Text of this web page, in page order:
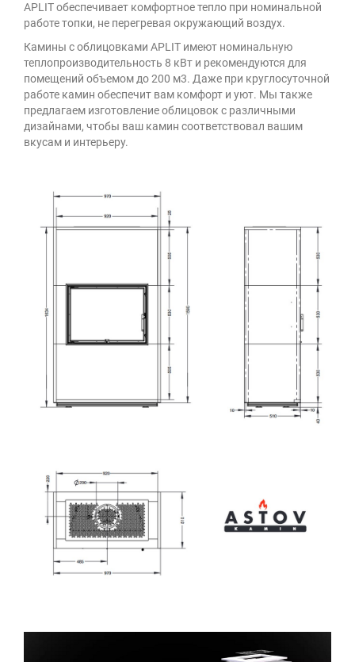
APLIT обеспечивает комфортное тепло при номинальной
работе топки, не перегревая окружающий воздух.
Камины с облицовками APLIT имеют номинальную
теплопроизводительность 8 кВт и рекомендуются для
помещений объемом до 200 м3. Даже при круглосуточной
работе камин обеспечит вам комфорт и уют. Мы также
предлагаем изготовление облицовок с различными
дизайнами, чтобы ваш камин соответствовал вашим
вкусам и интерьеру.